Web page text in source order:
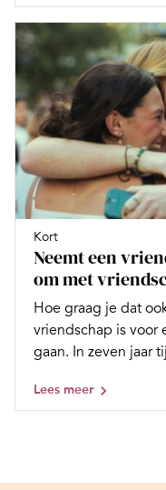
Kort
Neemt een
om met
Hoe graag je dat
vriendschap is voor
gaan. In zeven jaar
Lees meer